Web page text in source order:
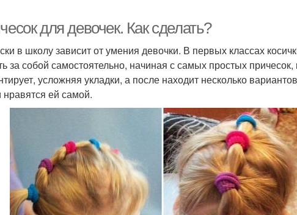
для девочек. Как сделать?
в школу зависит от умения девочки. В первых классах
за собой самостоятельно, начиная с самых простых
усложняя укладки, а после находит несколько
ей самой.